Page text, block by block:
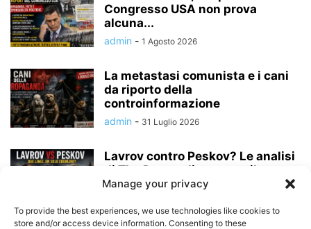
Manage your privacy
To provide the best experiences, we use technologies like cookies to
store and/or access device information. Consenting to these
Congresso USA non prova
alcuna...
admin - 1 Agosto 2026
La metastasi comunista e i cani
da riporto della
controinformazione
admin - 31 Luglio 2026
Lavrov contro Peskov? Le analisi
di The Duran alimentano il
dibattito...